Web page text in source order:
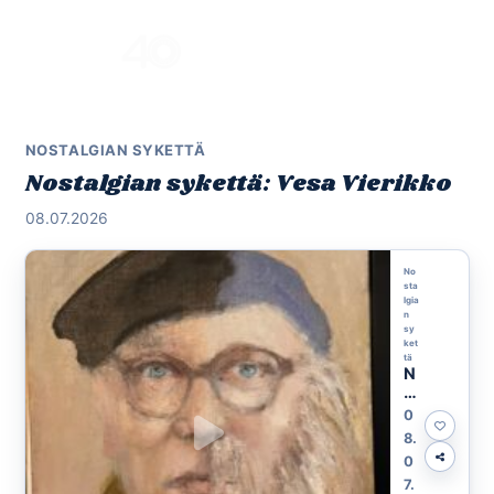
NOSTALGIAN SYKETTÄ
Nostalgian sykettä: Vesa Vierikko
08.07.2026
No
sta
lgia
n
sy
ket
tä
N
o
st
al
gi
a
n
0
8.
0
7.